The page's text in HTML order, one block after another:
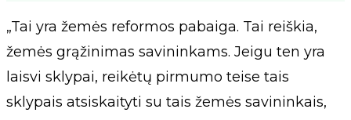
„Tai yra žemės reformos pabaiga. Tai reiškia,
žemės grąžinimas savininkams. Jeigu ten yra
laisvi sklypai, reikėtų pirmumo teise tais
sklypais atsiskaityti su tais žemės savininkais,